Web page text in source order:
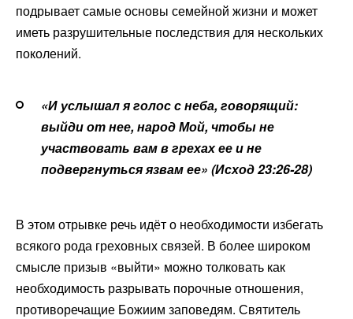
подрывает самые основы семейной жизни и может
иметь разрушительные последствия для нескольких
поколений.
«И услышал я голос с неба, говорящий:
выйди от нее, народ Мой, чтобы не
участвовать вам в грехах ее и не
подвергнуться язвам ее» (Исход 23:26-28)
В этом отрывке речь идёт о необходимости избегать
всякого рода греховных связей. В более широком
смысле призыв «выйти» можно толковать как
необходимость разрывать порочные отношения,
противоречащие Божиим заповедям. Святитель